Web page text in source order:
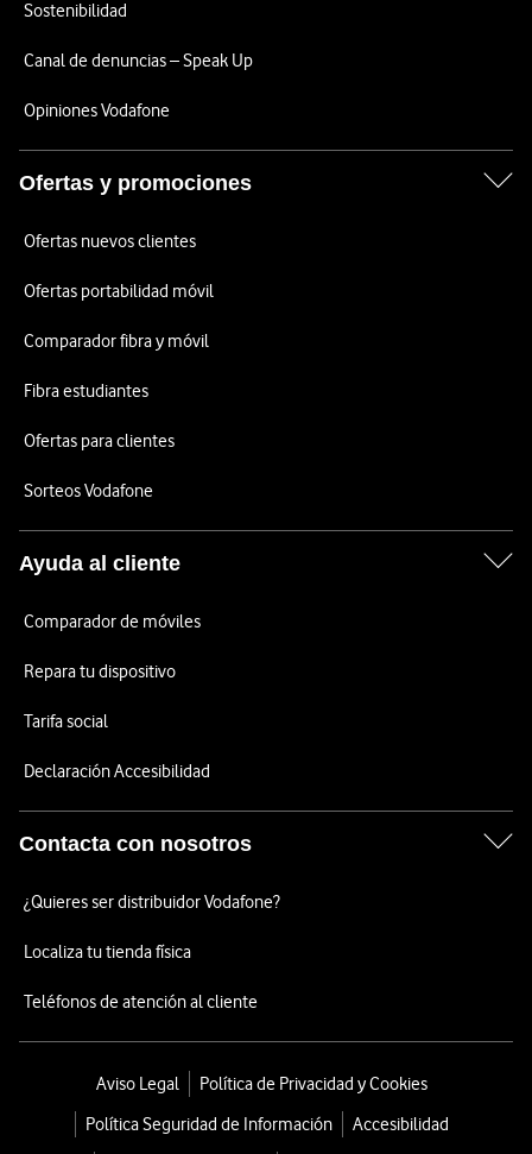
Sostenibilidad
Canal de denuncias – Speak Up
Opiniones Vodafone
Ofertas y promociones
Ofertas nuevos clientes
Ofertas portabilidad móvil
Comparador fibra y móvil
Fibra estudiantes
Ofertas para clientes
Sorteos Vodafone
Ayuda al cliente
Comparador de móviles
Repara tu dispositivo
Tarifa social
Declaración Accesibilidad
Contacta con nosotros
¿Quieres ser distribuidor Vodafone?
Localiza tu tienda física
Teléfonos de atención al cliente
Aviso Legal
Política de Privacidad y Cookies
Política Seguridad de Información
Accesibilidad